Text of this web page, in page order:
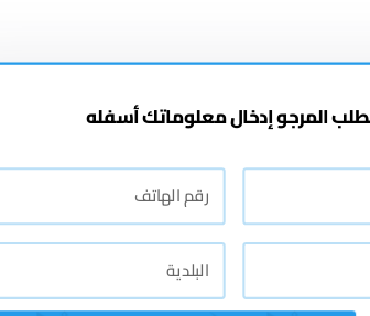
المرجو إدخال معلوماتك أسفله